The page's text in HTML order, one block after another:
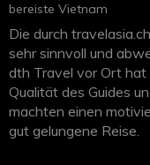
bereiste Vietnam
Die durch
sehr sinnvoll und
dth Travel vor Ort hat
Qualität des Guides
machten einen
gut gelungene Reise.